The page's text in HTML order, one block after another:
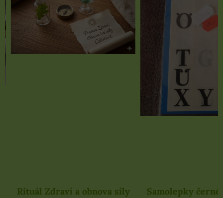
Rituál Zdraví a obnova síly
Samolepky černé